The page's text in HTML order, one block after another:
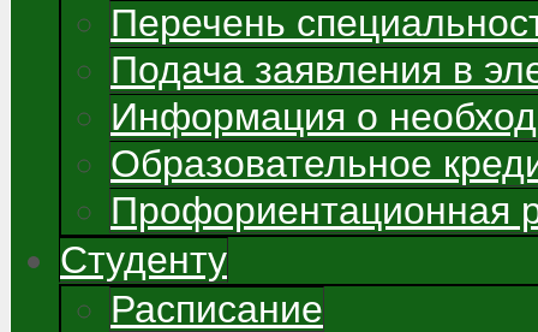
Перечень
Подача заявления в
Информация о
Образовательное
Профориентационная
Студенту
Расписание